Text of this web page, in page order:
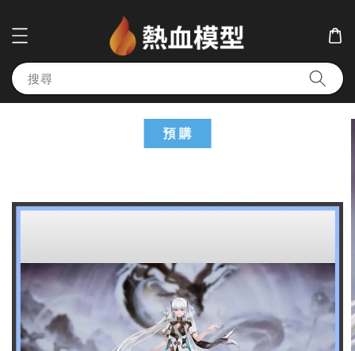
搜尋
預 購